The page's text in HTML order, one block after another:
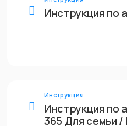
Инструкция по
Инструкция
Инструкция по
365 Для семьи